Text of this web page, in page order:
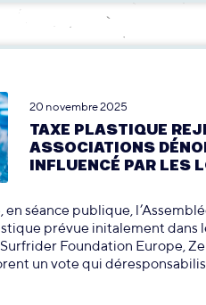
20 novembre 2025
TAXE PLASTIQUE
ASSOCIATIONS
INFLUENCÉ PAR LES
séance publique,
prévue initalement dans
Foundation Europe,
un vote qui